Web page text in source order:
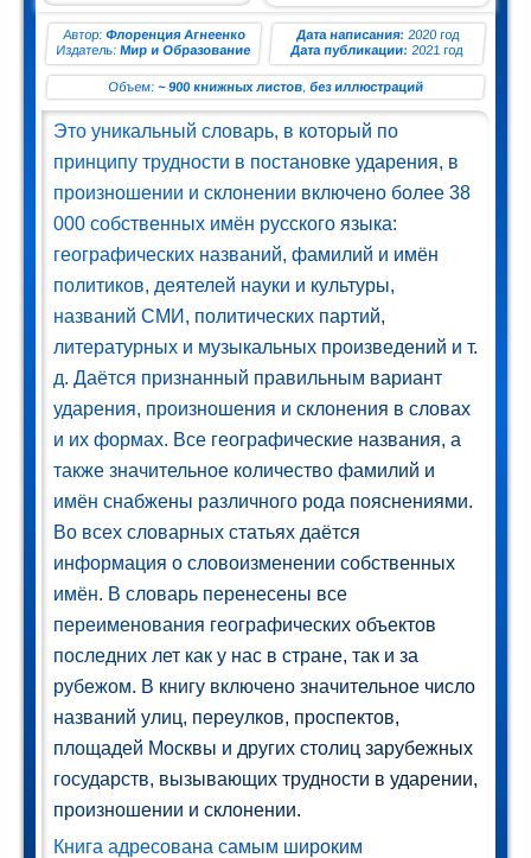
(1)
Автор:Флоренция Агнеенко
Издатель:Мир и Образование
Дата написания:2020 год
Дата публикации:2021 год
Объем:~ 900 книжных листов,без иллюстраций
Это уникальный словарь, в который по
принципу трудности в постановке ударения, в
произношении и склонении включено более 38
000 собственных имён русского языка:
географических названий, фамилий и имён
политиков, деятелей науки и культуры,
названий СМИ, политических партий,
литературных и музыкальных произведений и т.
д. Даётся признанный правильным вариант
ударения, произношения и склонения в словах
и их формах. Все географические названия, а
также значительное количество фамилий и
имён снабжены различного рода пояснениями.
Во всех словарных статьях даётся
информация о словоизменении собственных
имён. В словарь перенесены все
переименования географических объектов
последних лет как у нас в стране, так и за
рубежом. В книгу включено значительное число
названий улиц, переулков, проспектов,
площадей Москвы и других столиц зарубежных
государств, вызывающих трудности в ударении,
произношении и склонении.
Книга адресована самым широким